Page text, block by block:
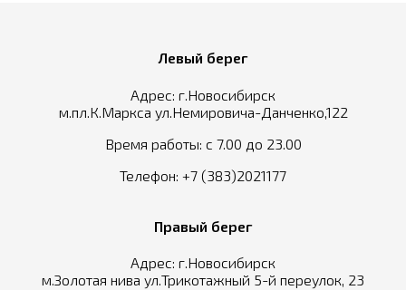
Левый берег
Адрес: г.Новосибирск
м.пл.К.Маркса ул.Немировича-Данченко,122
Время работы: с 7.00 до 23.00
Телефон: +7 (383)2021177
Правый берег
Адрес: г.Новосибирск
м.Золотая нива ул.Трикотажный 5-й переулок, 23